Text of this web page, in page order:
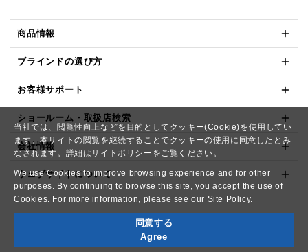
当社では、閲覧性向上などを目的としてクッキー(Cookie)を使用してい
ます。本サイトの閲覧を継続することでクッキーの使用に同意したとみ
なされます。詳細はサイトポリシー をご覧ください。
We use Cookies to improve browsing experience and for other
purposes. By continuing to browse this site, you accept the use of
Cookies. For more information, please see our Site Policy.
同意する
Agree
商品情報
ブラインドの選び方
お客様サポート
ショールーム・取扱店検索
会社情報
ウェブサイトについて
Copyright© NICHIBEI CO.,LTD. All Rights Reserved.